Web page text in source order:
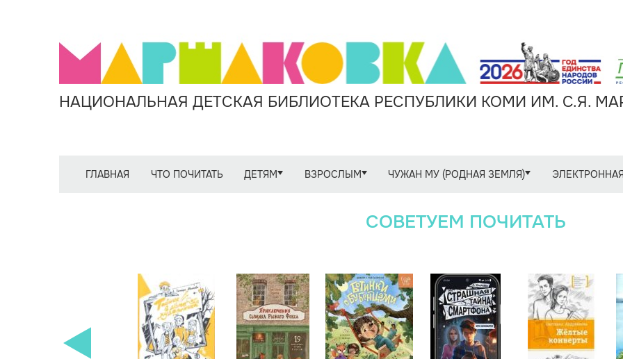
НАЦИОНАЛЬНАЯ ДЕТСКАЯ БИБЛИОТЕКА РЕСПУБЛИКИ КОМИ ИМ. С.Я.
ГЛАВНАЯ ЧТО ПОЧИТАТЬ ДЕТЯМ ВЗРОСЛЫМ ЧУЖАН МУ (РОДНАЯ ЗЕМЛЯ)
СОВЕТУЕМ ПОЧИТАТЬ